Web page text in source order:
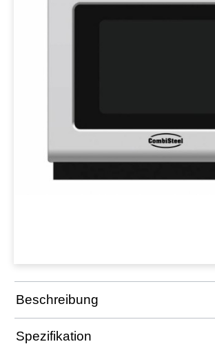
Beschreibung
Spezifikation